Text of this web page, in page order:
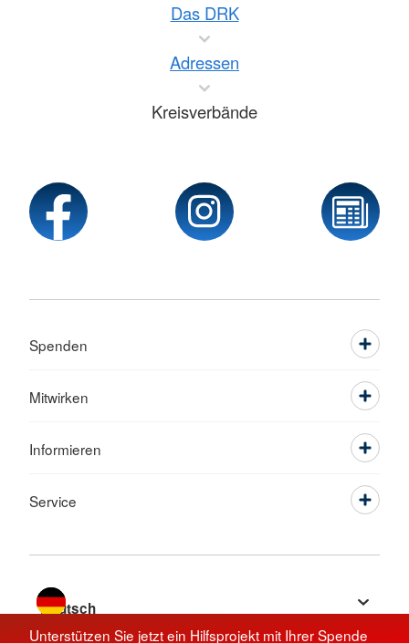
Unterstützen Sie jetzt ein Hilfsprojekt mit Ihrer Spende
Das DRK
Adressen
Kreisverbände
Spenden
Mitwirken
Informieren
Service
Sprache wechseln zu